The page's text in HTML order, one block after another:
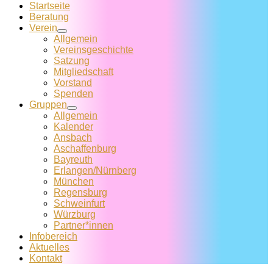
Startseite
Beratung
Verein
Allgemein
Vereins­geschichte
Satzung
Mitglied­schaft
Vorstand
Spenden
Gruppen
Allgemein
Kalender
Ansbach
Aschaffenburg
Bayreuth
Erlangen/Nürnberg
München
Regensburg
Schweinfurt
Würzburg
Partner*innen
Infobereich
Aktuelles
Kontakt